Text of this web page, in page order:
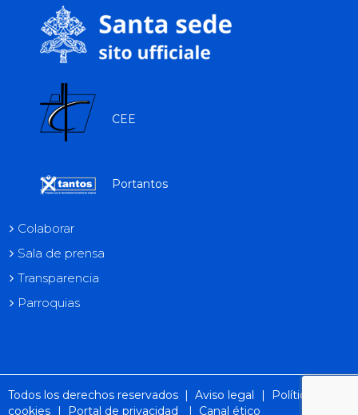
CEE
Portantos
Colaborar
Sala de prensa
Transparencia
Parroquias
Todos los derechos reservados | Aviso legal |
Política de
cookies
| Portal de privacidad | Canal ético